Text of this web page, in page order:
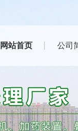
网站首页 公司